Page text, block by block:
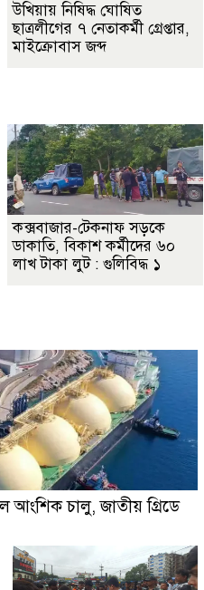
উখিয়ায় নিষিদ্ধ ঘোষিত
ছাত্রলীগের ৭ নেতাকর্মী গ্রেপ্তার,
মাইক্রোবাস জব্দ
কক্সবাজার-টেকনাফ সড়কে
ডাকাতি, বিকাশ কর্মীদের ৬০
লাখ টাকা লুট : গুলিবিদ্ধ ১
আংশিক চালু, জাতীয় গ্রিডে